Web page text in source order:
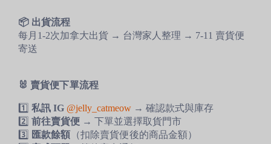
📦 出貨流程
每月1-2次加拿大出貨 → 台灣家人整理 → 7-11 賣貨便
寄送
🐰 賣貨便下單流程
1️⃣ 私訊 IG @jelly_catmeow → 確認款式與庫存
2️⃣ 前往賣貨便 → 下單並選擇取貨門市
3️⃣
匯款餘額 （扣除賣貨便後的商品金額）